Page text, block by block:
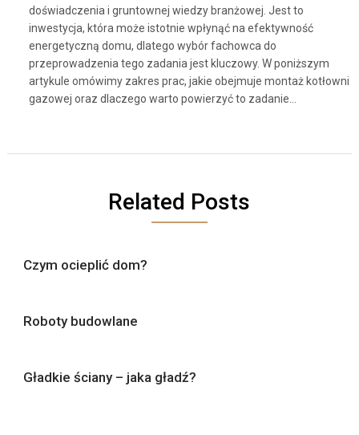
doświadczenia i gruntownej wiedzy branżowej. Jest to
inwestycja, która może istotnie wpłynąć na efektywność
energetyczną domu, dlatego wybór fachowca do
przeprowadzenia tego zadania jest kluczowy. W poniższym
artykule omówimy zakres prac, jakie obejmuje montaż kotłowni
gazowej oraz dlaczego warto powierzyć to zadanie…
Related Posts
Czym ocieplić dom?
Roboty budowlane
Gładkie ściany – jaka gładź?